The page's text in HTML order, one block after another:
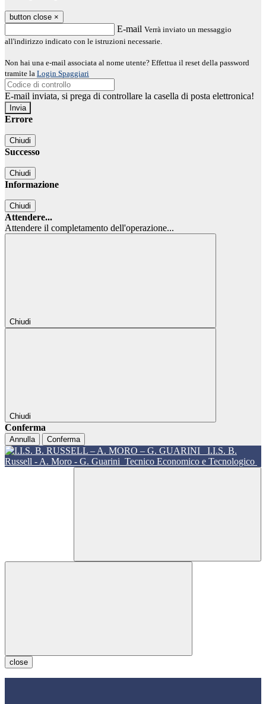
button close ×
E-mail Verrà inviato un messaggio
all'indirizzo indicato con le istruzioni necessarie.
Non hai una e-mail associata al nome utente? Effettua il reset della password
tramite la Login Spaggiari
E-mail inviata, si prega di controllare la casella di posta elettronica!
Errore
Chiudi
Successo
Chiudi
Informazione
Chiudi
Attendere...
Attendere il completamento dell'operazione...
Chiudi
Chiudi
Conferma
Annulla Conferma
I.I.S. B.
Russell - A. Moro - G. Guarini Tecnico Economico e Tecnologico
close